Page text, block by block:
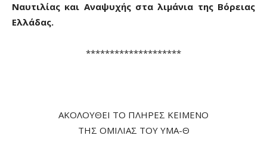
Ναυτιλίας και Αναψυχής στα λιμάνια της Βόρειας
Ελλάδας.
********************
ΑΚΟΛΟΥΘΕΙ ΤΟ ΠΛΗΡΕΣ ΚΕΙΜΕΝΟ
ΤΗΣ ΟΜΙΛΙΑΣ ΤΟΥ ΥΜΑ-Θ